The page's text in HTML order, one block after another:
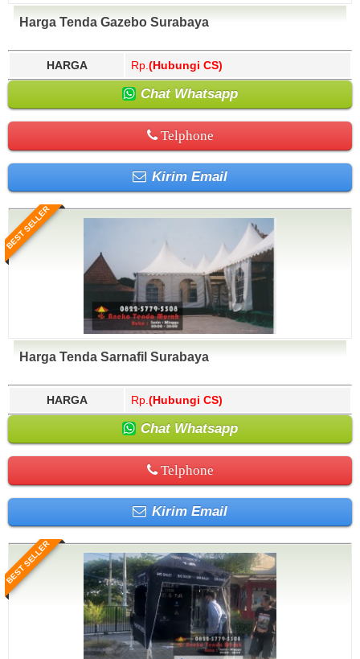
Harga Tenda Gazebo Surabaya
HARGA Rp. (Hubungi CS)
Chat Whatsapp
Telphone
Kirim Email
BEST SELLER
Harga Tenda Sarnafil Surabaya
HARGA Rp. (Hubungi CS)
Chat Whatsapp
Telphone
Kirim Email
BEST SELLER